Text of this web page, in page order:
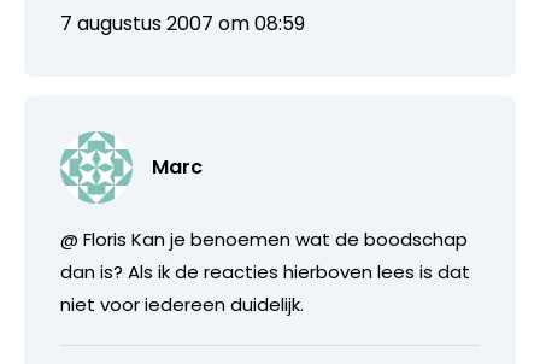
7 augustus 2007 om 08:59
Marc
@ Floris Kan je benoemen wat de boodschap
dan is? Als ik de reacties hierboven lees is dat
niet voor iedereen duidelijk.